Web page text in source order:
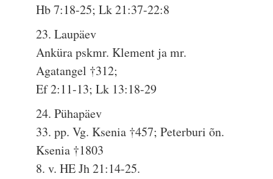
Hb 7:18-25; Lk 21:37-22:8
23. Laupäev
Anküra pskmr. Klement ja mr.
Agatangel †312;
Ef 2:11-13; Lk 13:18-29
24. Pühapäev
33. pp. Vg. Ksenia †457; Peterburi õn.
Ksenia †1803
8. v. HE Jh 21:14-25.